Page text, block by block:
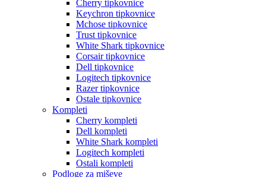
Cherry tipkovnice
Keychron tipkovnice
Mchose tipkovnice
Trust tipkovnice
White Shark tipkovnice
Corsair tipkovnice
Dell tipkovnice
Logitech tipkovnice
Razer tipkovnice
Ostale tipkovnice
Kompleti
Cherry kompleti
Dell kompleti
White Shark kompleti
Logitech kompleti
Ostali kompleti
Podloge za miševe